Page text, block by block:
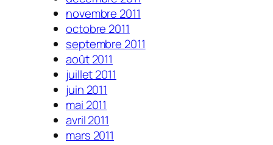
novembre 2011
octobre 2011
septembre 2011
août 2011
juillet 2011
juin 2011
mai 2011
avril 2011
mars 2011